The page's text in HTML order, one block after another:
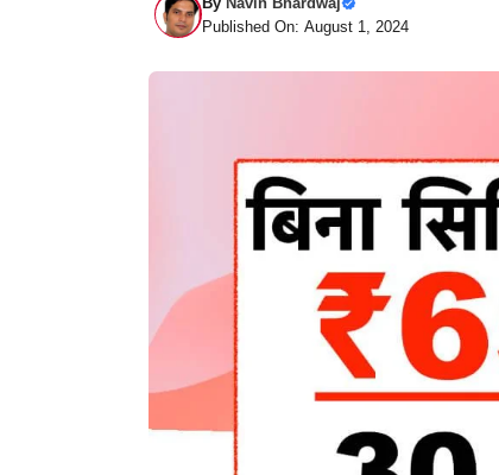
Published On: August 1, 2024